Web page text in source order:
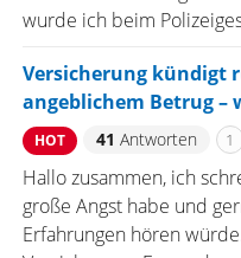
wurde ich beim
Versicherung kündigt
angeblichem Betrug –
HOT 41 Antworten 1
Hallo zusammen, ich
große Angst habe und
Erfahrungen hören